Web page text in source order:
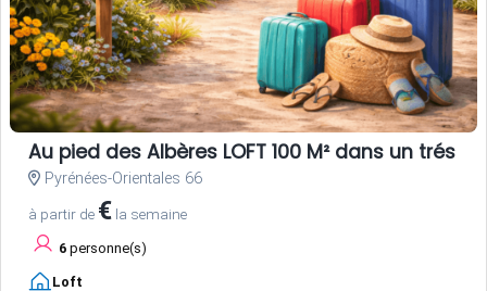
Au pied des Albères LOFT 100 M² dans un trés
Pyrénées-Orientales 66
à partir de € la semaine
6 personne(s)
Loft